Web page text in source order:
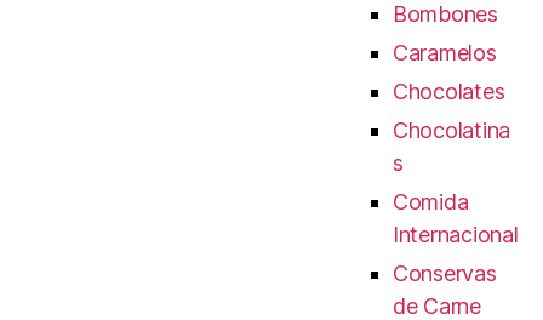
Bombones
Caramelos
Chocolates
Chocolatina
s
Comida
Internacional
Conservas
de Carne